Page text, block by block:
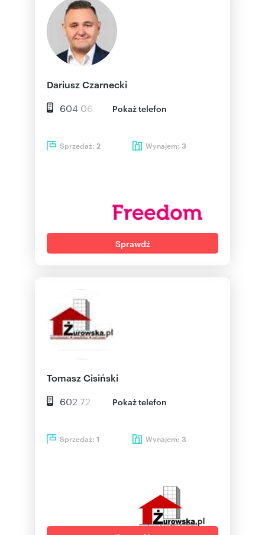
Dariusz Czarnecki
604 06 Pokaż telefon
Sprzedaż: 2 Wynajem: 3
Sprawdź
Tomasz Cisiński
602 72 Pokaż telefon
Sprzedaż: 1 Wynajem: 3